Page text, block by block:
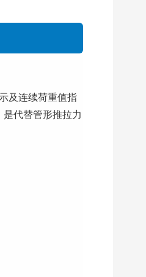
及连续荷重值指
代替管形推拉力